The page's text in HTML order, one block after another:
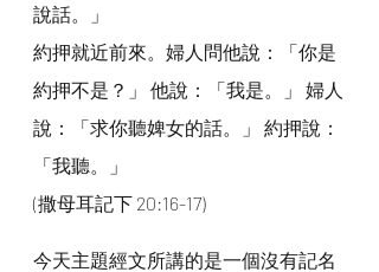
說話。」
約押就近前來。婦人問他說：「你是
約押不是？」 他說：「我是。」 婦人
說：「求你聽婢女的話。」 約押說：
「我聽。」
(撒母耳記下 20:16-17)
今天主題經文所講的是一個沒有記名